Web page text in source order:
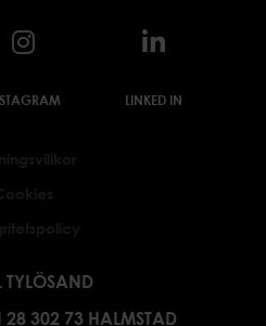
LINKED IN
TYLÖSAND
28 302 73 HALMSTAD